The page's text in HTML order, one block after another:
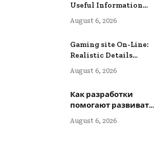
Useful Information
intended for Lower-
risk Online Wagering
August 6, 2026
Gaming site On-Line:
Realistic Details
intended for Safer
Digital Wagering
August 6, 2026
Как разработки
помогают развивать
креативность
August 6, 2026